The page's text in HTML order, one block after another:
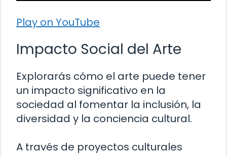
Play on YouTube
Impacto Social del Arte
Explorarás cómo el arte puede tener
un impacto significativo en la
sociedad al fomentar la inclusión, la
diversidad y la conciencia cultural.
A través de proyectos culturales